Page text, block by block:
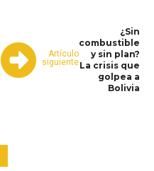
Artículo
siguiente
¿Sin
combustible
y sin plan?
La crisis que
golpea a
Bolivia